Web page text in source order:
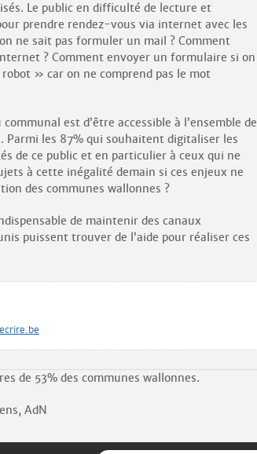
Le public en difficulté de lecture et
prendre rendez-vous via internet avec les
ne sait pas formuler un mail ? Comment
? Comment envoyer un formulaire si on
» car on ne comprend pas le mot
est d’être accessible à l’ensemble de
Parmi les 87% qui souhaitent digitaliser les
de ce public et en particulier à ceux qui ne
à cette inégalité demain si ces enjeux ne
des communes wallonnes ?
de maintenir des canaux
puissent trouver de l’aide pour réaliser ces
de 53% des communes wallonnes.
AdN